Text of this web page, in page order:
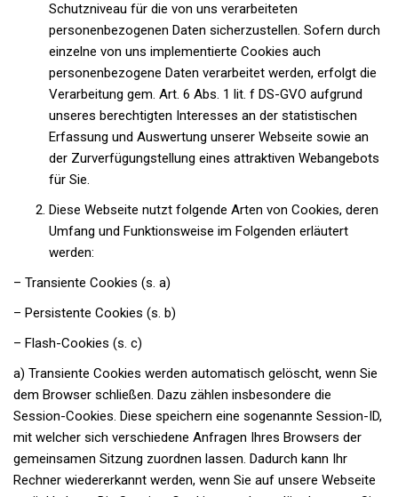
Schutzniveau für die von uns verarbeiteten
personenbezogenen Daten sicherzustellen. Sofern durch
einzelne von uns implementierte Cookies auch
personenbezogene Daten verarbeitet werden, erfolgt die
Verarbeitung gem. Art. 6 Abs. 1 lit. f DS-GVO aufgrund
unseres berechtigten Interesses an der statistischen
Erfassung und Auswertung unserer Webseite sowie an
der Zurverfügungstellung eines attraktiven Webangebots
für Sie.
Diese Webseite nutzt folgende Arten von Cookies, deren
Umfang und Funktionsweise im Folgenden erläutert
werden:
– Transiente Cookies (s. a)
– Persistente Cookies (s. b)
– Flash-Cookies (s. c)
a) Transiente Cookies werden automatisch gelöscht, wenn Sie
dem Browser schließen. Dazu zählen insbesondere die
Session-Cookies. Diese speichern eine sogenannte Session-ID,
mit welcher sich verschiedene Anfragen Ihres Browsers der
gemeinsamen Sitzung zuordnen lassen. Dadurch kann Ihr
Rechner wiedererkannt werden, wenn Sie auf unsere Webseite